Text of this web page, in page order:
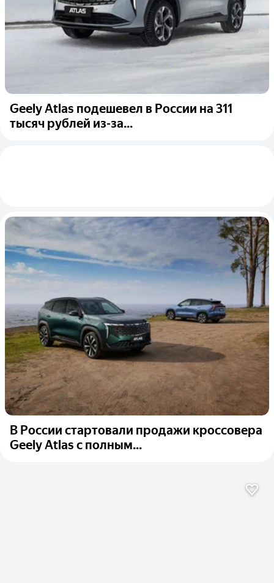
Geely Atlas подешевел в России на 311
тысяч рублей из-за...
В России стартовали продажи кроссовера
Geely Atlas с полным...